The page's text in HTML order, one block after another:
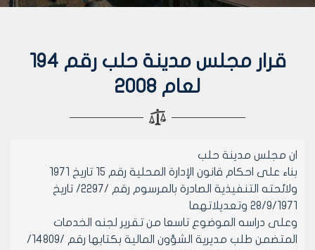
قرار مجلس مدينة حلب رقم 194
لعام 2008
ان مجلس مدينة حلب
بناء على احكام قانون الإدارة المحلية رقم 15 تاريخ 1971
ولائحته التنفيذية الصادرة بالمرسوم رقم /2297/ تاريخ
28/9/1971 وتعديلاتهما
وعلى دراسه الموضوع تاسعا من تقرير لجنه الخدمات
المتضمن طلب مديرية الشؤون المالية بكتابها رقم /14809/